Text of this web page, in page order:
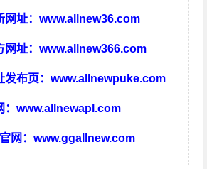
网址：www.allnew36.com
网址：www.allnew366.com
发布页：www.allnewpuke.com
：www.allnewapl.com
网：www.ggallnew.com